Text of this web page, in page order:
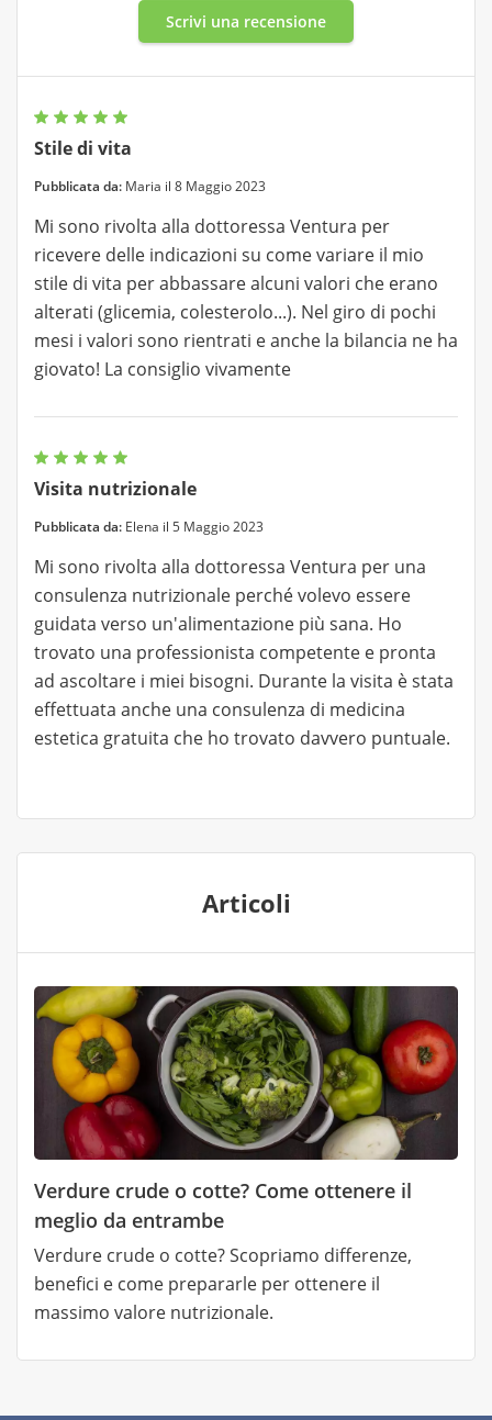
Scrivi una recensione
Stile di vita
Pubblicata da: Maria il 8 Maggio 2023
Mi sono rivolta alla dottoressa Ventura per
ricevere delle indicazioni su come variare il mio
stile di vita per abbassare alcuni valori che erano
alterati (glicemia, colesterolo...). Nel giro di pochi
mesi i valori sono rientrati e anche la bilancia ne ha
giovato! La consiglio vivamente
Visita nutrizionale
Pubblicata da: Elena il 5 Maggio 2023
Mi sono rivolta alla dottoressa Ventura per una
consulenza nutrizionale perché volevo essere
guidata verso un'alimentazione più sana. Ho
trovato una professionista competente e pronta
ad ascoltare i miei bisogni. Durante la visita è stata
effettuata anche una consulenza di medicina
estetica gratuita che ho trovato davvero puntuale.
Articoli
Verdure crude o cotte? Come ottenere il
meglio da entrambe
Verdure crude o cotte? Scopriamo differenze,
benefici e come prepararle per ottenere il
massimo valore nutrizionale.